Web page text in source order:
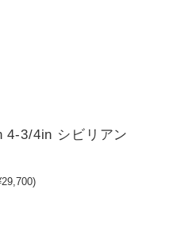
4-3/4in シビリアン